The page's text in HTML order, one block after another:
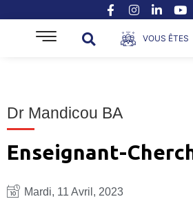
VOUS ÊTES
Dr Mandicou BA
Enseignant-
Mardi, 11 Avril, 2023